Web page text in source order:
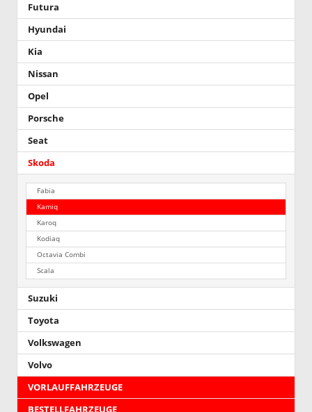
Futura
Hyundai
Kia
Nissan
Opel
Porsche
Seat
Skoda
Fabia
Kamiq
Karoq
Kodiaq
Octavia Combi
Scala
Suzuki
Toyota
Volkswagen
Volvo
VORLAUFFAHRZEUGE
BESTELLFAHRZEUGE